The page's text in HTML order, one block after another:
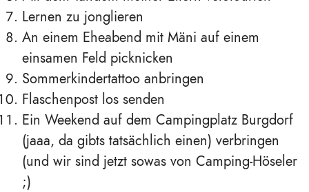
Lernen zu jonglieren
An einem Eheabend mit Mäni auf einem
einsamen Feld picknicken
Sommerkindertattoo anbringen
Flaschenpost los senden
Ein Weekend auf dem Campingplatz Burgdorf
(jaaa, da gibts tatsächlich einen) verbringen
(und wir sind jetzt sowas von Camping-Höseler
;)